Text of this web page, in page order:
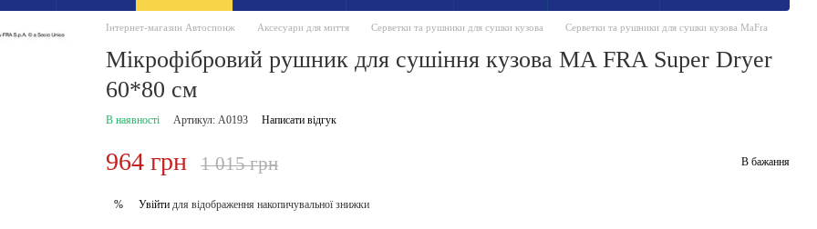
Інтернет-магазин Автоспонж Аксесуари для миття Серветки та рушники для сушки кузова Серветки та рушники для сушки кузова MaFra
Мікрофібровий рушник для сушіння кузова MA FRA Super Dryer
60*80 см
В наявності Артикул: A0193 Написати відгук
964 грн 1 015 грн В бажання
% Увійтидля відображення накопичувальної знижки